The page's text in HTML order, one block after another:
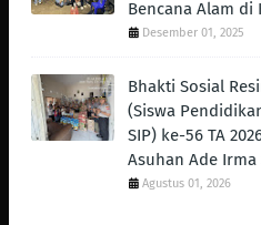
Bencana Alam di
Desember 01, 2025
Bhakti Sosial
(Siswa
SIP) ke-56 TA
Asuhan Ade Irma
Agustus 01, 2026